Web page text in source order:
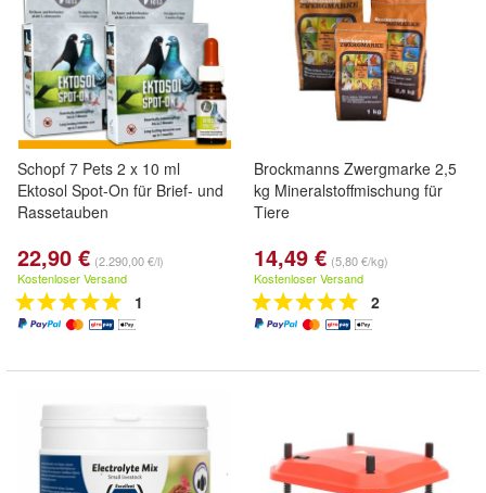
Schopf 7 Pets 2 x 10 ml
Ektosol Spot-On für Brief- und
Rassetauben
22,90 € (2.290,00 €/l)
Kostenloser Versand
1
Brockmanns Zwergmarke 2,5
kg Mineralstoffmischung für
Tiere
14,49 € (5,80 €/kg)
Kostenloser Versand
2